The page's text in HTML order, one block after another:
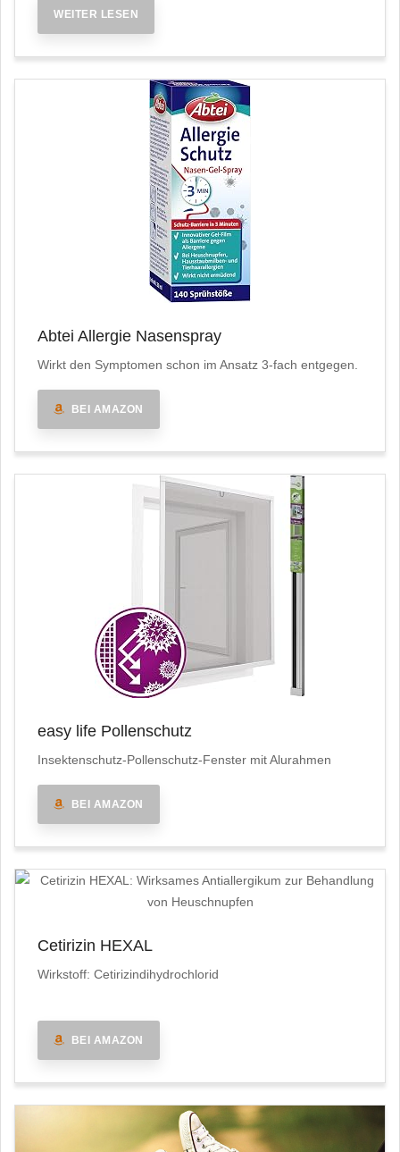
WEITER LESEN
Abtei Allergie Nasenspray
Wirkt den Symptomen schon im Ansatz 3-fach entgegen.
BEI AMAZON
easy life Pollenschutz
Insektenschutz-Pollenschutz-Fenster mit Alurahmen
BEI AMAZON
Cetirizin HEXAL
Wirkstoff: Cetirizindihydrochlorid
BEI AMAZON